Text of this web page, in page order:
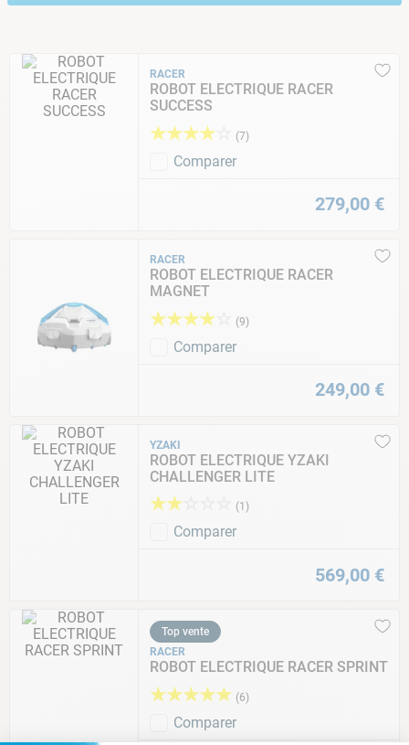
RACER
ROBOT ELECTRIQUE RACER
SUCCESS
★★★★ (7)
Comparer
279,00 €
RACER
ROBOT ELECTRIQUE RACER
MAGNET
★★★★ (9)
Comparer
249,00 €
YZAKI
ROBOT ELECTRIQUE YZAKI
CHALLENGER LITE
★★ (1 )
Comparer
569,00 €
Top vente
RACER
ROBOT ELECTRIQUE RACER SPRINT
★★★★★ (6)
Comparer